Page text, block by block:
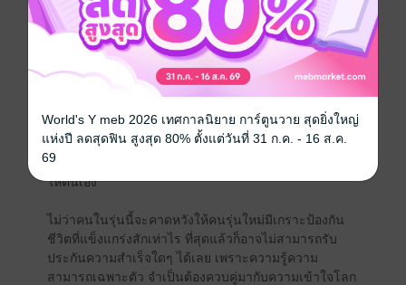
ปัญญา และทักษะพิเศษที่จะส่งเสริมความสามารถอันหลาก
หลาย ทั้งการศึกษา ดนตรี กีฬา ภาษา ศิลปะ แฟชั่น ฯลฯ
เพื่อบ่มเพาะพรสวรรค์ส่วนตัวก็ได้ถูกตั้งค่าให้เป็นต้นทุน
ชีวิตของเด็ก ยังไม่นับรวมธุรกิจที่วางพื้นฐานความมั่งคั่ง
เช่น การประกันภัย การประกันสุขภาพ การลงทุนระยะ
เกี่ยวข้องกับการเตรียมพร้อมของลูกหลานสู่อนาคตที่จะ
เติบโตไปพร้อมๆ กับวัยเยาว์ของพวกเขาในทุกๆ ก้าวย่าง
ตั้งแต่แบเบาะจนถึงวันที่พวกเขาเริ่มต้นทำงานสร้างฐานะ
ให้ตนเอง
ไม่ว่าคนในรุ่นนี้จะคาดหวังให้คนรุ่นใหม่มีเกราะป้องกัน
ชีวิตที่แข็งแกร่งสักเท่าไร ที่สุดแล้วก็อาจไม่สามารถรับ
ประกันความสำเร็จใดๆ ได้เลย เพราะความรู้ความ
สามารถเฉพาะตัว จำเป็นต้องควบคู่มากับความเข้าใจโลก
World's Y meb 2026 เทศกาลนิยาย การ์ตูนวาย สุดยิ่งใหญ่
แห่งปี ลดสุดฟิน สูงสุด 80% ตั้งแต่วันที่ 31 ก.ค. - 16 ส.ค.
69